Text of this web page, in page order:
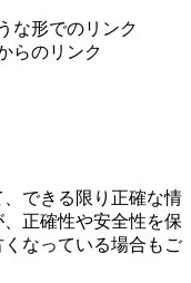
な形でのリンク
らのリンク
できる限り正確な情
正確性や安全性を保
なっている場合もご